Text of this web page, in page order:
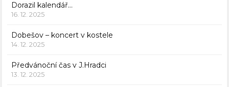
Dorazil kalendář…
16. 12. 2025
Dobešov – koncert v kostele
14. 12. 2025
Předvánoční čas v J.Hradci
13. 12. 2025